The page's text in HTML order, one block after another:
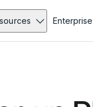
Enterprise